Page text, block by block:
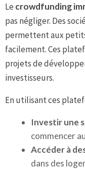
Le crowdfunding
pas négliger. Des
permettent aux
facilement. Ces
projets de
investisseurs.
En utilisant ces
Investir une
commencer
Accéder à
dans des